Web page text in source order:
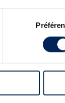
intégré à la
mois dans un
Cask
en 1995